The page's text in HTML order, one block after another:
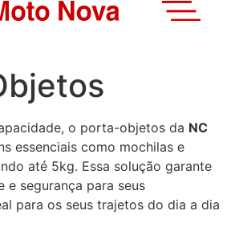
o porta-objetos da NC
essenciais como mochilas e
até 5kg. Essa solução garante
e segurança para seus
para os seus trajetos do dia a dia